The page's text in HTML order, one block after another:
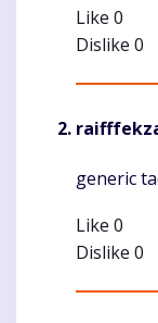
Like 0
Dislike 0
generic
Like 0
Dislike 0